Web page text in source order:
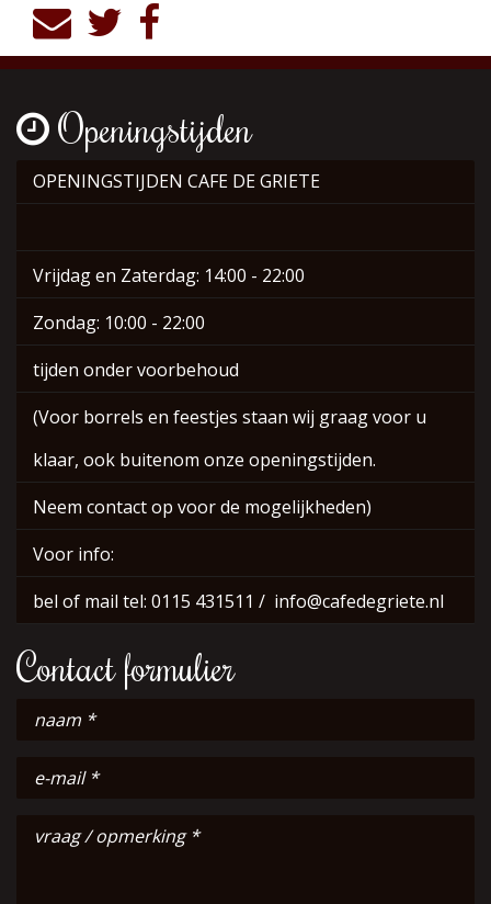
Openingstijden
OPENINGSTIJDEN CAFE DE GRIETE
Vrijdag en Zaterdag: 14:00 - 22:00
Zondag: 10:00 - 22:00
tijden onder voorbehoud
(Voor borrels en feestjes staan wij graag voor u
klaar, ook buitenom onze openingstijden.
Neem contact op voor de mogelijkheden)
Voor info:
bel of mail tel: 0115 431511 / info@cafedegriete.nl
Contact formulier